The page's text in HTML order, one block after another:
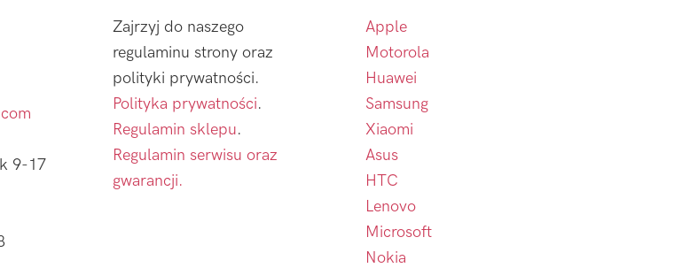
9-17
Zajrzyj do naszego
regulaminu strony oraz
polityki prywatności.
Polityka prywatności.
Regulamin sklepu.
Regulamin serwisu oraz
gwarancji.
Apple
Motorola
Huawei
Samsung
Xiaomi
Asus
HTC
Lenovo
Microsoft
Nokia